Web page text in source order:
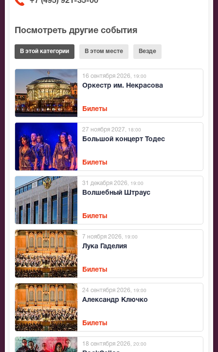
Посмотреть другие события
В этой категории В этом месте Везде
Оркестр им. Некрасова
16 сентября 2026 , 19:00
Билеты
Большой концерт Тодес
27 ноября 2027 , 18:00
Билеты
Волшебный Штраус
31 декабря 2026 , 19:00
Билеты
Лука Гаделия
7 ноября 2026 , 19:00
Билеты
Александр Ключко
24 сентября 2026 , 19:00
Билеты
18 сентября 2026 , 20:00